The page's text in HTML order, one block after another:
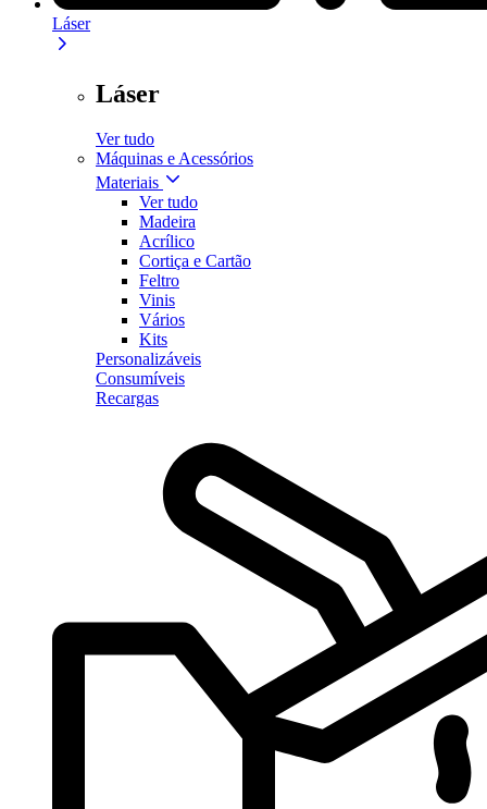
Láser
Láser
Ver tudo
Máquinas e Acessórios
Materiais
Ver tudo
Madeira
Acrílico
Cortiça e Cartão
Feltro
Vinis
Vários
Kits
Personalizáveis
Consumíveis
Recargas